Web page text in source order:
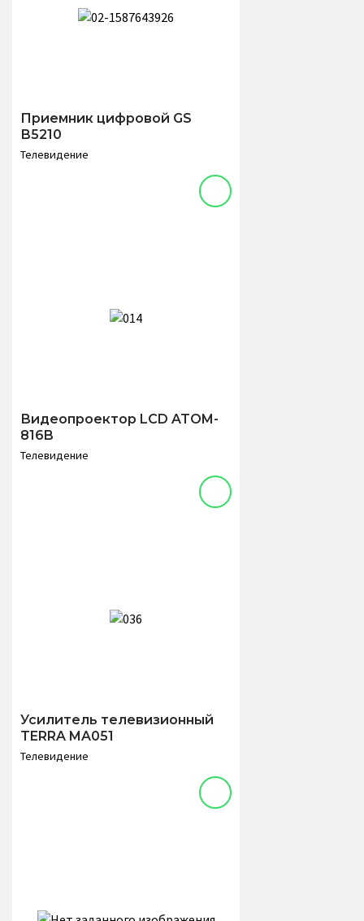
Приемник цифровой GS
В5210
Телевидение
Видеопроектор LCD ATOM-
816B
Телевидение
Усилитель телевизионный
TERRA MA051
Телевидение